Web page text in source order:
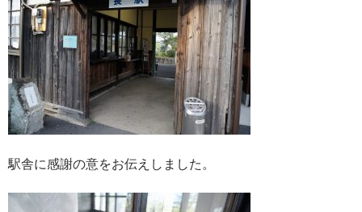
駅舎に感謝の意をお伝えしました。